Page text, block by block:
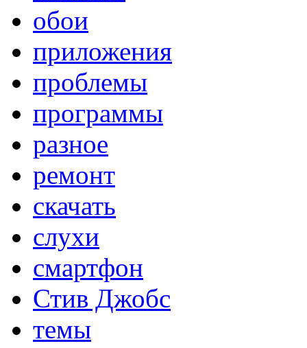
обои
приложения
проблемы
программы
разное
ремонт
скачать
слухи
смартфон
Стив Джобс
темы